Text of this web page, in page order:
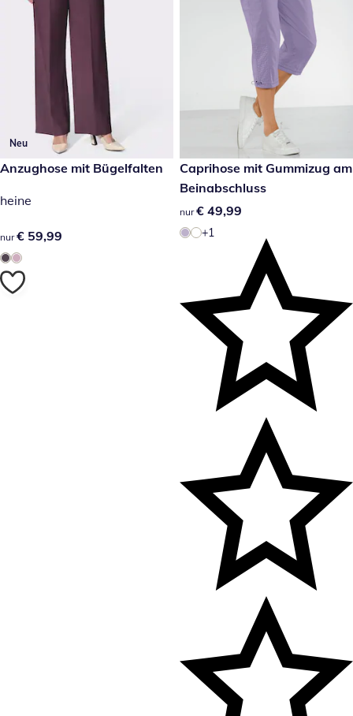
Neu
€ 59,99
Anzughose mit Bügelfalten
heine
€ 59,99
nur € 59,99
€ 49,99
Caprihose mit Gummizug am
Beinabschluss
€ 49,99
nur € 49,99
+1